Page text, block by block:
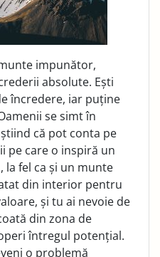
impunător,
absolute. Ești
încredere, iar puține
se simt în
că pot conta pe
pe care o inspiră un
la fel ca și un munte
din interior pentru
și tu ai nevoie de
din zona de
întregul potențial.
o problemă